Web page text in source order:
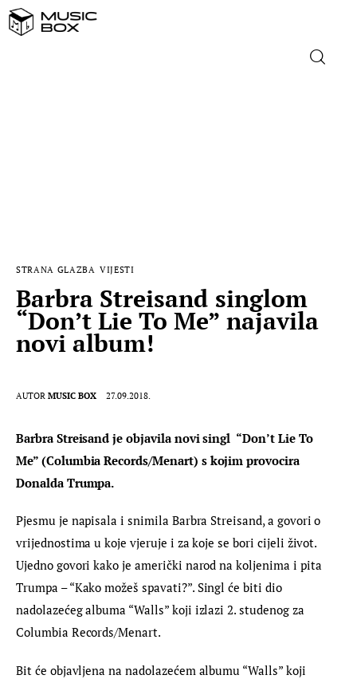
MUSIC BOX
STRANA GLAZBA VIJESTI
Barbra Streisand singlom
“Don’t Lie To Me” najavila
novi album!
AUTOR MUSIC BOX 27.09.2018.
Barbra Streisand je objavila novi singl  “Don’t Lie To
Me” (Columbia Records/Menart) s kojim provocira
Donalda Trumpa.
Pjesmu je napisala i snimila Barbra Streisand, a govori o
vrijednostima u koje vjeruje i za koje se bori cijeli život.
Ujedno govori kako je američki narod na koljenima i pita
Trumpa – “Kako možeš spavati?”. Singl će biti dio
nadolazećeg albuma “Walls” koji izlazi 2. studenog za
Columbia Records/Menart.
Bit će objavljena na nadolazećem albumu “Walls” koji